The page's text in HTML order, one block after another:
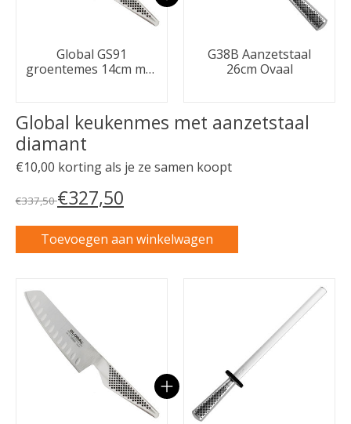
Global GS91
groentemes 14cm met
G38B Aanzetstaal
26cm Ovaal
Global keukenmes met aanzetstaal
diamant
€10,00 korting als je ze samen koopt
€337,50€327,50
Toevoegen aan winkelwagen
Carrousel van gebundelde producten